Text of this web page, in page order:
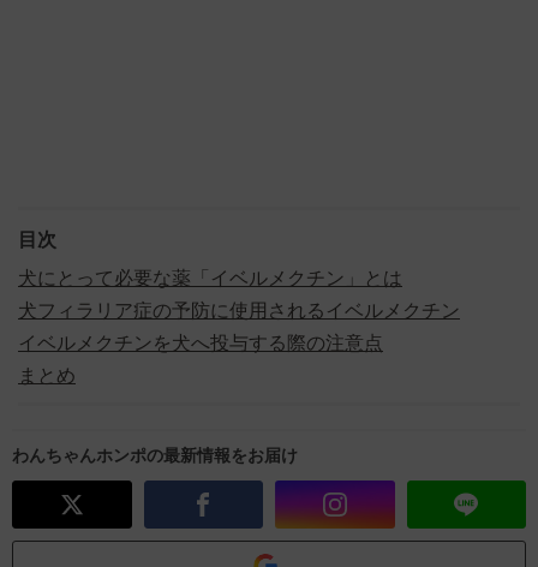
目次
犬にとって必要な薬「イベルメクチン」とは
犬フィラリア症の予防に使用されるイベルメクチン
イベルメクチンを犬へ投与する際の注意点
まとめ
わんちゃんホンポの最新情報をお届け